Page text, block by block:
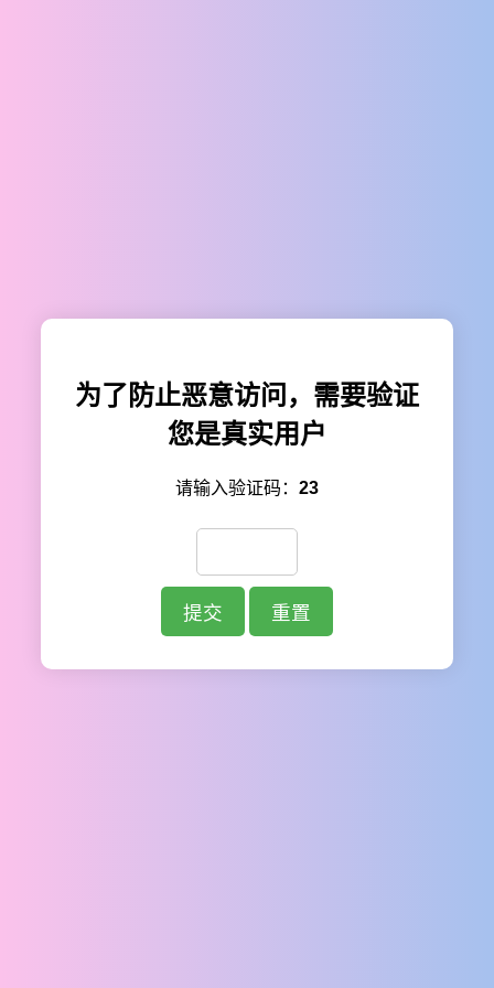
为了防止恶意访问，需要验证
您是真实用户
请输入验证码： 23
提交 重置